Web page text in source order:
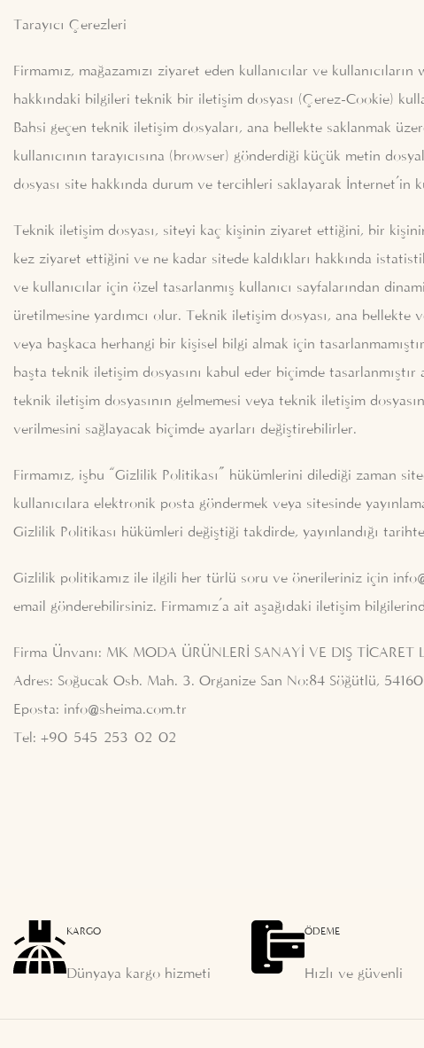
Tarayıcı Çerezleri
Firmamız, mağazamızı ziyaret eden kullanıcılar ve kullanıcıların
hakkındaki bilgileri teknik bir iletişim dosyası (Çerez-Cookie)
Bahsi geçen teknik iletişim dosyaları, ana bellekte saklanmak
kullanıcının tarayıcısına (browser) gönderdiği küçük metin
dosyası site hakkında durum ve tercihleri saklayarak İnternet’in
Teknik iletişim dosyası, siteyi kaç kişinin ziyaret ettiğini, bir
kez ziyaret ettiğini ve ne kadar sitede kaldıkları hakkında
ve kullanıcılar için özel tasarlanmış kullanıcı sayfalarından
üretilmesine yardımcı olur. Teknik iletişim dosyası, ana bellekte
veya başkaca herhangi bir kişisel bilgi almak için
başta teknik iletişim dosyasını kabul eder biçimde tasarlanmıştır
teknik iletişim dosyasının gelmemesi veya teknik iletişim
verilmesini sağlayacak biçimde ayarları değiştirebilirler.
Firmamız, işbu “Gizlilik Politikası” hükümlerini dilediği zaman
kullanıcılara elektronik posta göndermek veya sitesinde
Gizlilik Politikası hükümleri değiştiği takdirde, yayınlandığı
Gizlilik politikamız ile ilgili her türlü soru ve önerileriniz için
email gönderebilirsiniz. Firmamız’a ait aşağıdaki iletişim
Firma Ünvanı: MK MODA ÜRÜNLERİ SANAYİ VE DIŞ TİCARET
Adres: Soğucak Osb. Mah. 3. Organize San No:84 Söğütlü,
Eposta: info@sheima.com.tr
Tel: +90 545 253 02 02
KARGO
Dünyaya kargo hizmeti
ÖDEME
Hızlı ve güvenli